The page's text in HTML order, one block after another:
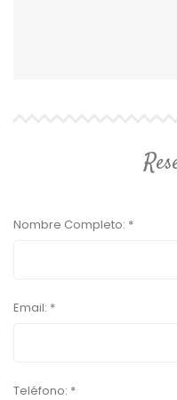
Nombre Completo: *
Email: *
Teléfono: *